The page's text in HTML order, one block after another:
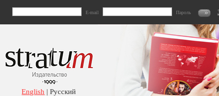
E-mail Пароль
English | Русский